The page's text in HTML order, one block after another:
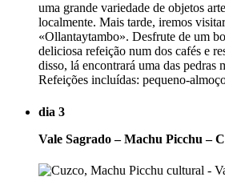
uma grande variedade de objetos
localmente. Mais tarde, iremos
«Ollantaytambo». Desfrute de um
deliciosa refeição num dos cafés e
disso, lá encontrará uma das pedras
Refeições incluídas: pequeno-
dia 3
Vale Sagrado – Machu Picchu –